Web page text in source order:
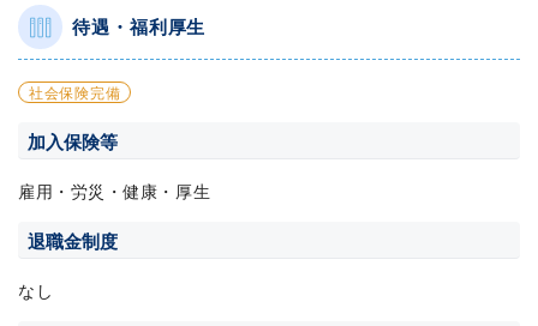
待遇・福利厚生
社会保険完備
加入保険等
雇用・労災・健康・厚生
退職金制度
なし